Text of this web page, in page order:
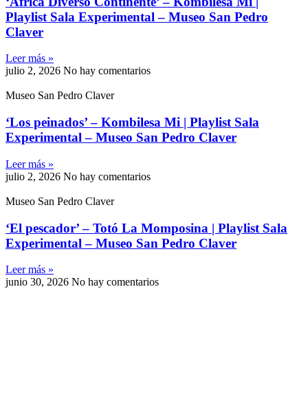
Playlist Sala Experimental – Museo San Pedro
Claver
Leer más »
julio 2, 2026 No hay comentarios
Museo San Pedro Claver
‘Los peinados’ – Kombilesa Mi | Playlist Sala
Experimental – Museo San Pedro Claver
Leer más »
julio 2, 2026 No hay comentarios
Museo San Pedro Claver
‘El pescador’ – Totó La Momposina | Playlist Sala
Experimental – Museo San Pedro Claver
Leer más »
junio 30, 2026 No hay comentarios